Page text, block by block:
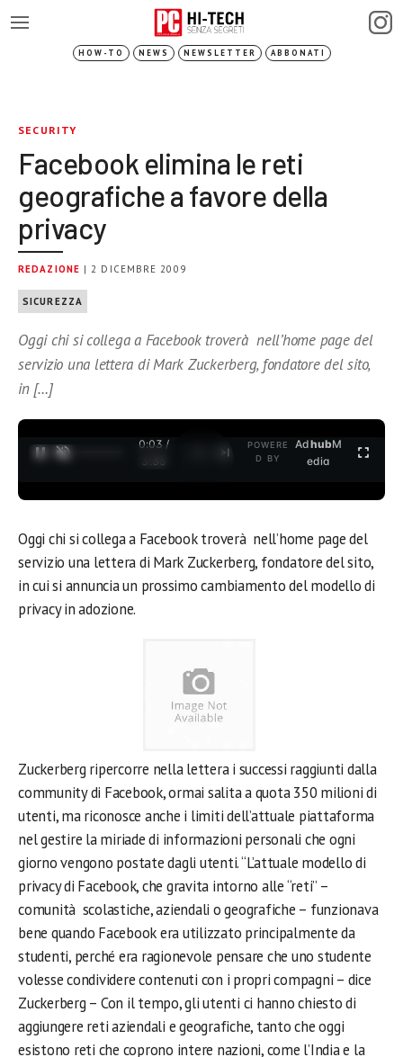
HOW-TO NEWS NEWSLETTER ABBONATI
SECURITY
Facebook elimina le reti
geografiche a favore della
privacy
REDAZIONE | 2 DICEMBRE 2009
SICUREZZA
Oggi chi si collega a Facebook troverà nell’home page del
servizio una lettera di Mark Zuckerberg, fondatore del sito,
in […]
0:03 /
3:35
POWERE
D BY
AdhubM
edia
Oggi chi si collega a Facebook troverà nell’home page del
servizio una lettera di Mark Zuckerberg, fondatore del sito,
in cui si annuncia un prossimo cambiamento del modello di
privacy in adozione.
Zuckerberg ripercorre nella lettera i successi raggiunti dalla
community di Facebook, ormai salita a quota 350 milioni di
utenti, ma riconosce anche i limiti dell’attuale piattaforma
nel gestire la miriade di informazioni personali che ogni
giorno vengono postate dagli utenti. “L’attuale modello di
privacy di Facebook, che gravita intorno alle “reti” –
comunità scolastiche, aziendali o geografiche – funzionava
bene quando Facebook era utilizzato principalmente da
studenti, perché era ragionevole pensare che uno studente
volesse condividere contenuti con i propri compagni – dice
Zuckerberg – Con il tempo, gli utenti ci hanno chiesto di
aggiungere reti aziendali e geografiche, tanto che oggi
esistono reti che coprono intere nazioni, come l’India e la